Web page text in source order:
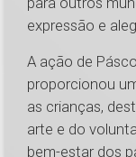
expressão e
A ação de
proporcionou
as crianças,
arte e do
bem-estar dos